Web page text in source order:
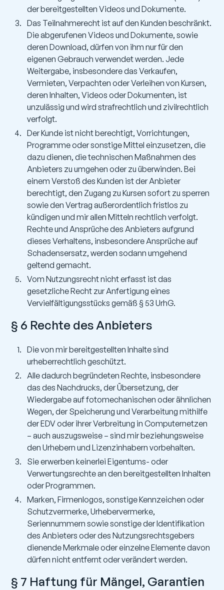
der bereitgestellten Videos und Dokumente.
Das Teilnahmerecht ist auf den Kunden beschränkt.
Die abgerufenen Videos und Dokumente, sowie
deren Download, dürfen von ihm nur für den
eigenen Gebrauch verwendet werden. Jede
Weitergabe, insbesondere das Verkaufen,
Vermieten, Verpachten oder Verleihen von Kursen,
deren Inhalten, Videos oder Dokumenten, ist
unzulässig und wird strafrechtlich und zivilrechtlich
verfolgt.
Der Kunde ist nicht berechtigt, Vorrichtungen,
Programme oder sonstige Mittel einzusetzen, die
dazu dienen, die technischen Maßnahmen des
Anbieters zu umgehen oder zu überwinden. Bei
einem Verstoß des Kunden ist der Anbieter
berechtigt, den Zugang zu Kursen sofort zu sperren
sowie den Vertrag außerordentlich fristlos zu
kündigen und mir allen Mitteln rechtlich verfolgt.
Rechte und Ansprüche des Anbieters aufgrund
dieses Verhaltens, insbesondere Ansprüche auf
Schadensersatz, werden sodann umgehend
geltend gemacht.
Vom Nutzungsrecht nicht erfasst ist das
gesetzliche Recht zur Anfertigung eines
Vervielfältigungsstücks gemäß § 53 UrhG.
§ 6 Rechte des Anbieters
Die von mir bereitgestellten Inhalte sind
urheberrechtlich geschützt.
Alle dadurch begründeten Rechte, insbesondere
das des Nachdrucks, der Übersetzung, der
Wiedergabe auf fotomechanischen oder ähnlichen
Wegen, der Speicherung und Verarbeitung mithilfe
der EDV oder ihrer Verbreitung in Computernetzen
– auch auszugsweise – sind mir beziehungsweise
den Urhebern und Lizenzinhabern vorbehalten.
Sie erwerben keinerlei Eigentums- oder
Verwertungsrechte an den bereitgestellten Inhalten
oder Programmen.
Marken, Firmenlogos, sonstige Kennzeichen oder
Schutzvermerke, Urhebervermerke,
Seriennummern sowie sonstige der Identifikation
des Anbieters oder des Nutzungsrechtsgebers
dienende Merkmale oder einzelne Elemente davon
dürfen nicht entfernt oder verändert werden.
§ 7 Haftung für Mängel, Garantien